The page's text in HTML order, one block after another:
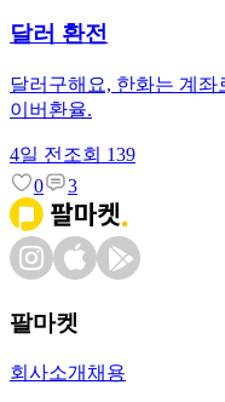
달러 환전
달러구해요, 한화는 계좌
이버환율.
4일 전 조회 139
0
3
팔마켓
회사소개 채용